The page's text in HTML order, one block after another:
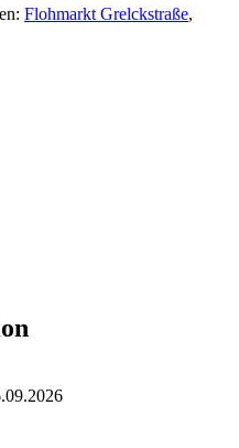
Flohmarkt Grelckstraße,